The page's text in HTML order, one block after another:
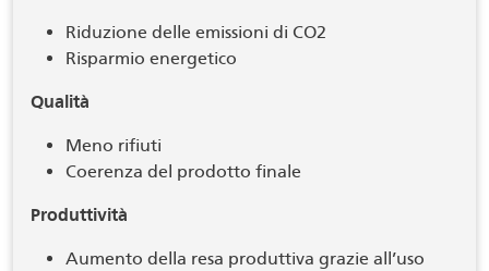
Riduzione delle emissioni di CO2
Risparmio energetico
Qualità
Meno rifiuti
Coerenza del prodotto finale
Produttività
Aumento della resa produttiva grazie all’uso